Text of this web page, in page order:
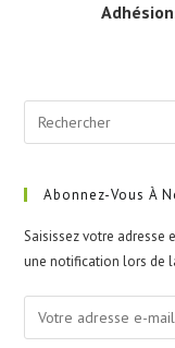
Abonnez-Vous À
Saisissez votre
une notification lors de
Votre
adresse